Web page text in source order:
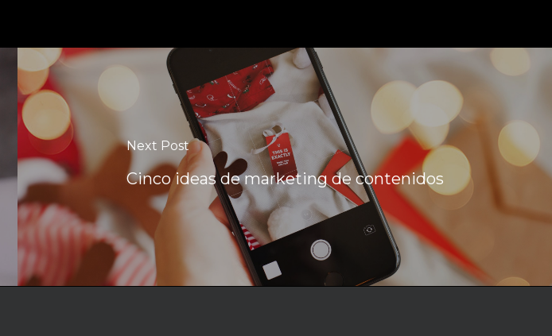
Next Post
Cinco ideas de marketing de contenidos